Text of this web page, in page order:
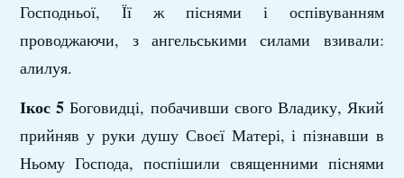
Господньої, Її ж піснями і оспівуванням
проводжаючи, з ангельськими силами взивали:
алилуя.
Ікос 5 Боговидці, побачивши свого Владику, Який
прийняв у руки душу Своєї Матері, і пізнавши в
Ньому Господа, поспішили священними піснями